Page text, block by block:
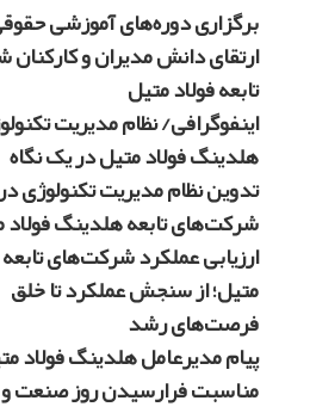
برگزاری دوره‌های آموزشی
ارتقای دانش مدیران و
تابعه فولاد متیل
اینفوگرافی/ نظام مدیریت
هلدینگ فولاد متیل در یک نگاه
تدوین نظام مدیریت تکنولوژی
شرکت‌های تابعه هلدینگ فولاد
ارزیابی عملکرد شرکت‌های تابعه
متیل؛ از سنجش عملکرد تا خلق
فرصت‌های رشد
پیام مدیرعامل هلدینگ فولاد
مناسبت فرارسیدن روز صنعت